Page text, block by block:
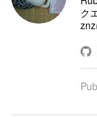
ク
znz